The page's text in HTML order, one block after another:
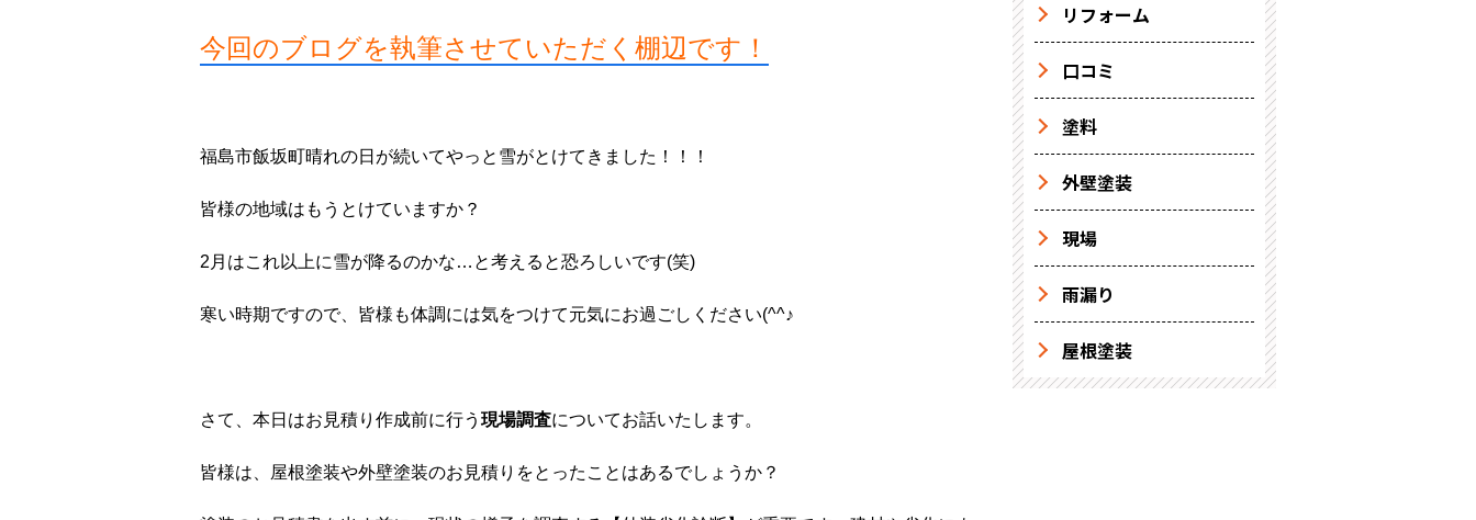
今回のブログを執筆させていただく棚辺です！
福島市飯坂町晴れの日が続いてやっと雪がとけてきました！！！
皆様の地域はもうとけていますか？
2月はこれ以上に雪が降るのかな…と考えると恐ろしいです(笑)
寒い時期ですので、皆様も体調には気をつけて元気にお過ごしください(^^♪
さて、本日はお見積り作成前に行う 現場調査についてお話いたします。
皆様は、屋根塗装や外壁塗装のお見積りをとったことはあるでしょうか？
リフォーム
口コミ
塗料
外壁塗装
現場
雨漏り
屋根塗装